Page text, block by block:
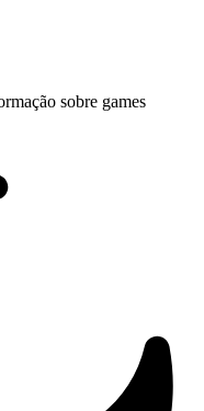
sobre games